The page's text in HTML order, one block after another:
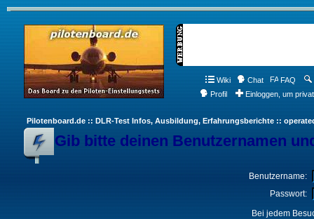
Wiki Chat FAQ
Profil
Einloggen, um
Pilotenboard.de :: DLR-Test Infos, Ausbildung, Erfahrungsberichte ::
Gib bitte deinen Benutzernamen
Benutzername:
Passwort:
Bei jedem